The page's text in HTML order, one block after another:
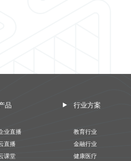
品
业直播
直播
课堂
行业方案
教育行业
金融行业
健康医疗